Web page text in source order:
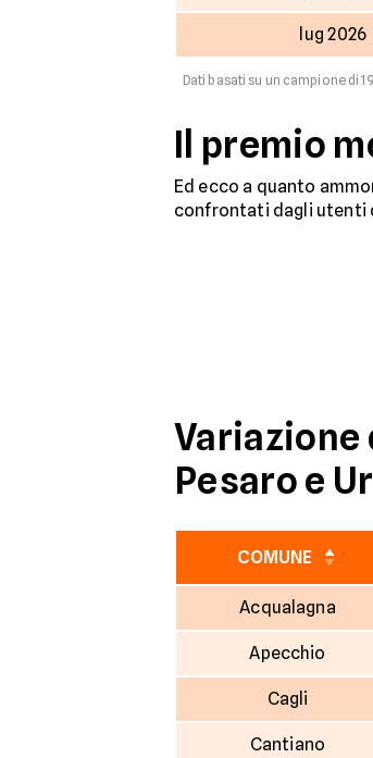
lug 2026
Dati basati su un campione di
Il premio
Ed ecco a quanto
confrontati dagli utenti
Pesaro e
COMUNE
Acqualagna
Apecchio
Cagli
Cantiano